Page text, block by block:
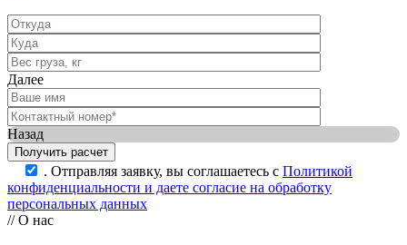
Далее
Назад
. Отправляя заявку, вы соглашаетесь с Политикой
конфиденциальности и даете согласие на обработку
персональных данных
// О нас